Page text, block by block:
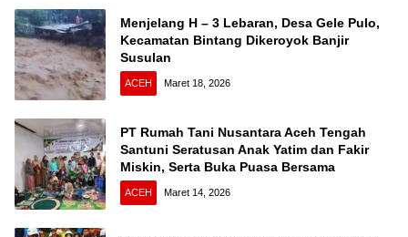
Menjelang H – 3 Lebaran, Desa Gele Pulo,
Kecamatan Bintang Dikeroyok Banjir
Susulan
ACEH Maret 18, 2026
PT Rumah Tani Nusantara Aceh Tengah
Santuni Seratusan Anak Yatim dan Fakir
Miskin, Serta Buka Puasa Bersama
ACEH Maret 14, 2026